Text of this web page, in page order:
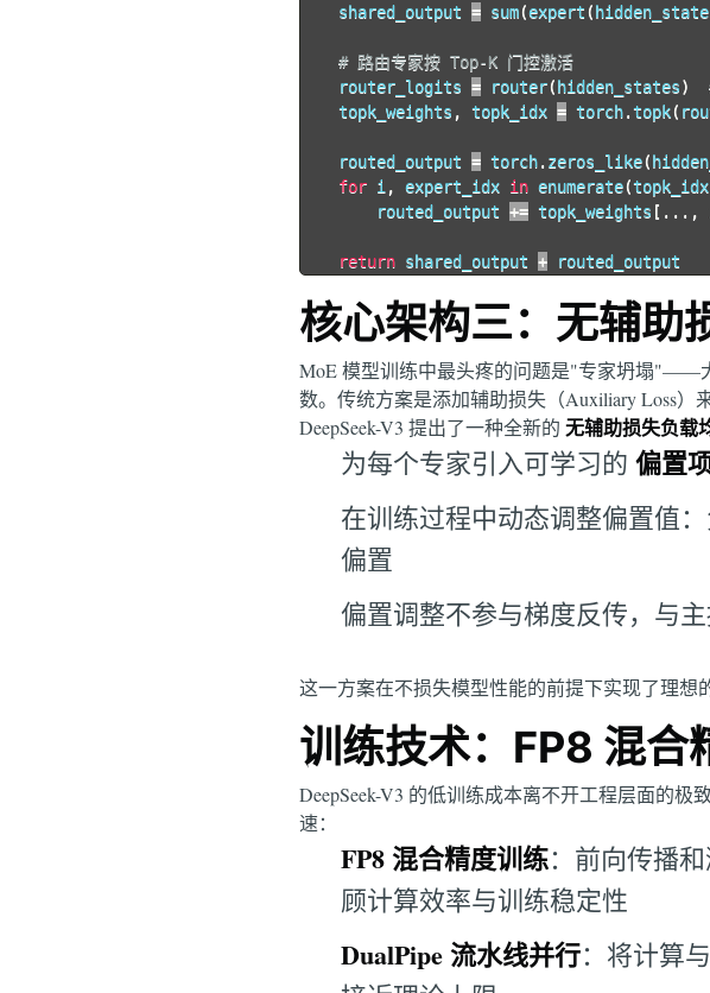
    shared_output
= sum(expert (
# 路由专家按 Top-K 门控激活
    router_logits
= router(hidden_states)
    topk_weights
, topk_idx = torch. topk(
    routed_output
= torch. zeros_like(
for i , expert_idx in enumerate(topk_idx
        routed_output
+= topk_weights [ . . . ,
return shared_output + routed_output
核心架构三：无辅助
MoE 模型训练中最头疼的问题是"专家坍塌"——
数。传统方案是添加辅助损失（Auxiliary Loss）
DeepSeek-V3 提出了一种全新的 无辅助损失负载
为每个专家引入可学习的偏置
在训练过程中动态调整偏置值
偏置
偏置调整不参与梯度反传，与
这一方案在不损失模型性能的前提下实现了理想
训练技术：FP8 混合
DeepSeek-V3 的低训练成本离不开工程层面的
速：
FP8 混合精度训练：前向传播
顾计算效率与训练稳定性
DualPipe 流水线并行：将计算